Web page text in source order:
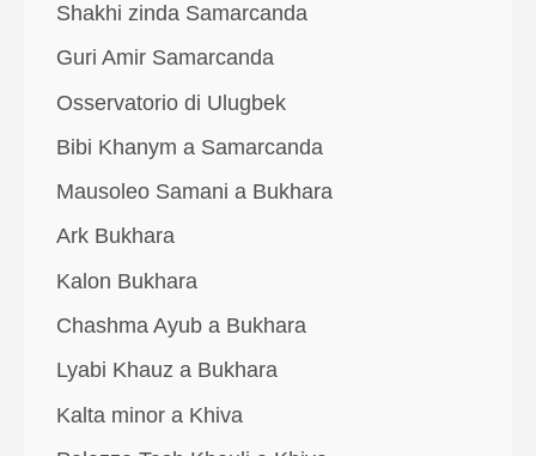
Shakhi zinda Samarcanda
Guri Amir Samarcanda
Osservatorio di Ulugbek
Bibi Khanym a Samarcanda
Mausoleo Samani a Bukhara
Ark Bukhara
Kalon Bukhara
Chashma Ayub a Bukhara
Lyabi Khauz a Bukhara
Kalta minor a Khiva